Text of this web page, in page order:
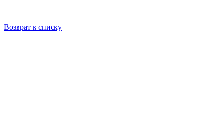
Возврат к списку